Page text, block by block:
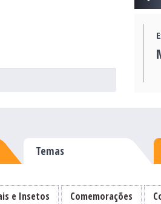
Temas
e Insetos Comemorações